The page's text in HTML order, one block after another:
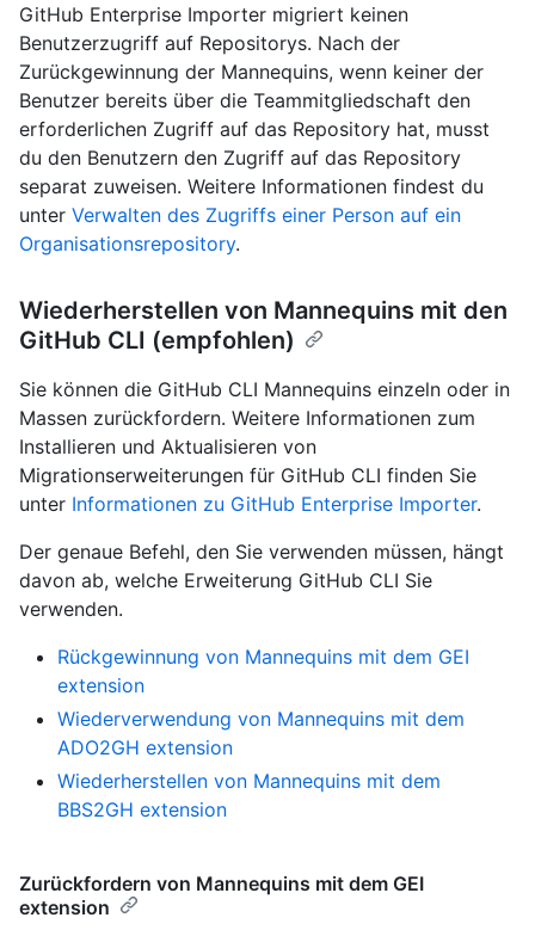
GitHub Enterprise Importer migriert keinen
Benutzerzugriff auf Repositorys. Nach der
Zurückgewinnung der Mannequins, wenn keiner der
Benutzer bereits über die Teammitgliedschaft den
erforderlichen Zugriff auf das Repository hat, musst
du den Benutzern den Zugriff auf das Repository
separat zuweisen. Weitere Informationen findest du
unter Verwalten des Zugriffs einer Person auf ein
Organisationsrepository.
Wiederherstellen von Mannequins mit den
GitHub CLI (empfohlen)
Sie können die GitHub CLI Mannequins einzeln oder in
Massen zurückfordern. Weitere Informationen zum
Installieren und Aktualisieren von
Migrationserweiterungen für GitHub CLI finden Sie
unter Informationen zu GitHub Enterprise Importer.
Der genaue Befehl, den Sie verwenden müssen, hängt
davon ab, welche Erweiterung GitHub CLI Sie
verwenden.
Rückgewinnung von Mannequins mit dem GEI
extension
Wiederverwendung von Mannequins mit dem
ADO2GH extension
Wiederherstellen von Mannequins mit dem
BBS2GH extension
Zurückfordern von Mannequins mit dem GEI
extension